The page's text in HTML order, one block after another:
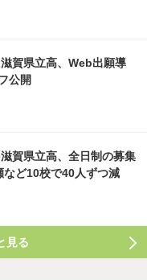
滋賀県立高、Web出願導
公開
滋賀県立高、全日制の募集
ど10校で40人ずつ減
見る